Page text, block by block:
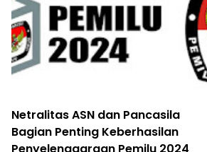
Netralitas ASN dan Pancasila
Bagian Penting Keberhasilan
Penyelenggaraan Pemilu 2024